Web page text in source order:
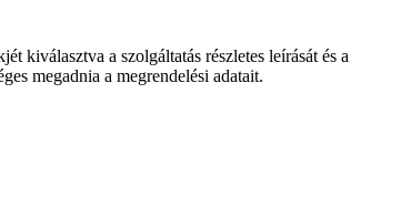
kiválasztva a szolgáltatás részletes leírását és a
megadnia a megrendelési adatait.